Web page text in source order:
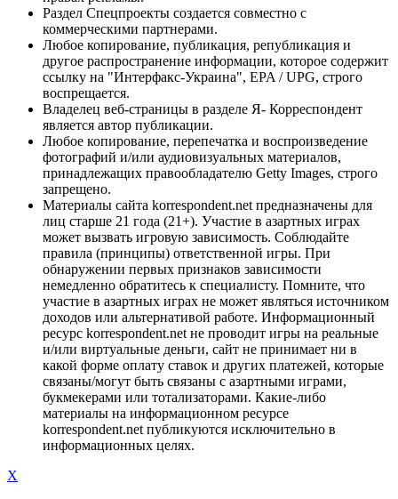
Раздел Спецпроекты создается совместно с
коммерческими партнерами.
Любое копирование, публикация, републикация и
другое распространение информации, которое содержит
ссылку на "Интерфакс-Украина", EPA / UPG, строго
воспрещается.
Владелец веб-страницы в разделе Я- Корреспондент
является автор публикации.
Любое копирование, перепечатка и воспроизведение
фотографий и/или аудиовизуальных материалов,
принадлежащих правообладателю Getty Images, строго
запрещено.
Материалы сайта korrespondent.net предназначены для
лиц старше 21 года (21+). Участие в азартных играх
может вызвать игровую зависимость. Соблюдайте
правила (принципы) ответственной игры. При
обнаружении первых признаков зависимости
немедленно обратитесь к специалисту. Помните, что
участие в азартных играх не может являться источником
доходов или альтернативой работе. Информационный
ресурс korrespondent.net не проводит игры на реальные
и/или виртуальные деньги, сайт не принимает ни в
какой форме оплату ставок и других платежей, которые
связаны/могут быть связаны с азартными играми,
букмекерами или тотализаторами. Какие-либо
материалы на информационном ресурсе
korrespondent.net публикуются исключительно в
информационных целях.
X